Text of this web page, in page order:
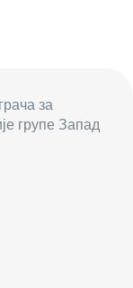
за
групе Запад